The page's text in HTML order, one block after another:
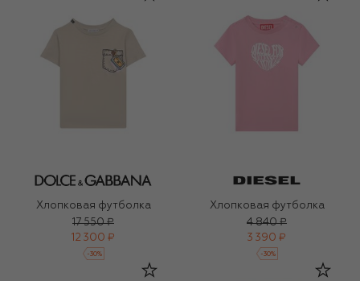
Хлопковая футболка
17 550 ₽
12 300 ₽
-30%
Хлопковая футболка
4 840 ₽
3 390 ₽
-30%